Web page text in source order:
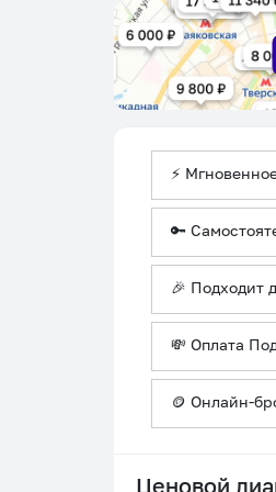
⚡
🔑
🎉 Подходит
💸 Оплата
🪙 Онлайн-
Ценовой